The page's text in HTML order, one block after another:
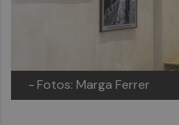
- Fotos: Marga Ferrer